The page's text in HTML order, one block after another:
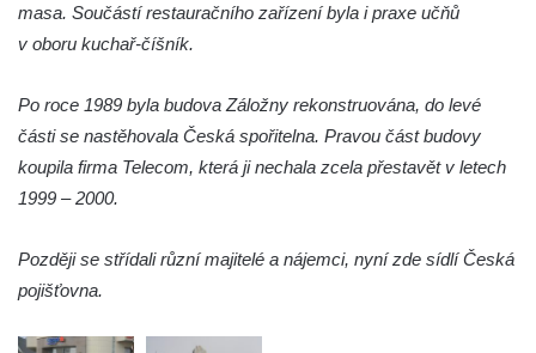
Ludwig Breitfeld, výroba prýmků – dnes
Pivovar Chalupník v Perštejně
Hostinec ve Svojkově
Dům obuvi Baťa v Liberci
Hotel Cristal v Železném Brodě
Pojizerské galerie)
masa. Součástí restauračního zařízení byla i praxe učňů
v oboru kuchař-číšník.
Po roce 1989 byla budova Záložny rekonstruována, do levé
části se nastěhovala Česká spořitelna. Pravou část budovy
koupila firma Telecom, která ji nechala zcela přestavět v letech
1999 – 2000.
Později se střídali různí majitelé a nájemci, nyní zde sídlí Česká
pojišťovna.